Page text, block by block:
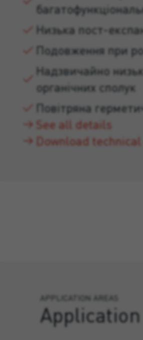
Низька пост-
Подовження при
Надзвичайно
органічних сполук
Повітряна
See all details
Download
APPLICATION AREAS